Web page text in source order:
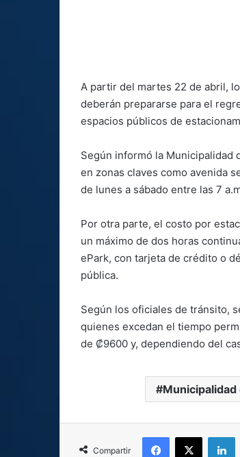
A partir del martes 22 de abril,
deberán prepararse para el
espacios públicos de
Según informó la Municipalidad
en zonas claves como avenida
de lunes a sábado entre las 7
Por otra parte, el costo por
un máximo de dos horas
ePark, con tarjeta de crédito o
pública.
Según los oficiales de tránsito,
quienes excedan el tiempo
de ₡9600 y, dependiendo del
Municipalidad
Compartir
Facebook
X